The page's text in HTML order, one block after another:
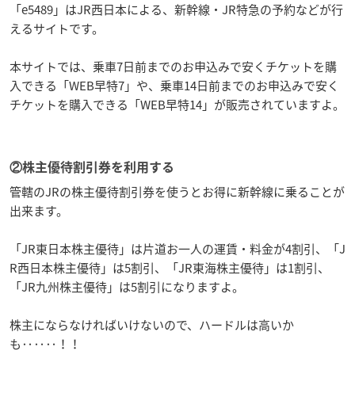
「e5489」はJR西日本による、新幹線・JR特急の予約などが行
えるサイトです。
本サイトでは、乗車7日前までのお申込みで安くチケットを購
入できる「WEB早特7」や、乗車14日前までのお申込みで安く
チケットを購入できる「WEB早特14」が販売されていますよ。
②株主優待割引券を利用する
管轄のJRの株主優待割引券を使うとお得に新幹線に乗ることが
出来ます。
「JR東日本株主優待」は片道お一人の運賃・料金が4割引、「J
R西日本株主優待」は5割引、「JR東海株主優待」は1割引、
「JR九州株主優待」は5割引になりますよ。
株主にならなければいけないので、ハードルは高いか
も‥‥‥！！